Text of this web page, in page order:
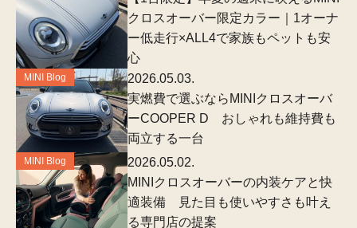
クロスオーバー限定カラー｜1オーナ
ー低走行×ALL4で家族もペットも安
心
MINI Blog
2026.05.03.
実燃費で選ぶならMINIクロスオーバ
ーCOOPER D おしゃれも維持費も
両立する一台
MINI Blog
2026.05.02.
MINIクロスオーバーの内装ケアと快
適装備 見た目も使いやすさも叶え
る専門店の提案